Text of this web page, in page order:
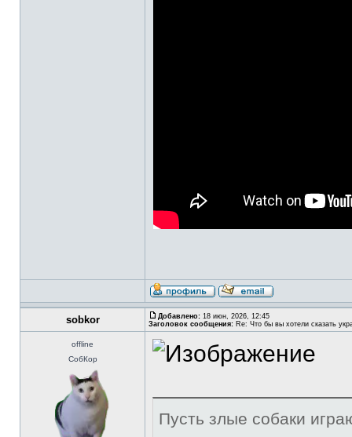
sobkor Добавлено: 18 июн, 2026, 12:45
Заголовок сообщения: Re: Что бы вы хотели сказать
offline
СобКор
Пусть злые собаки